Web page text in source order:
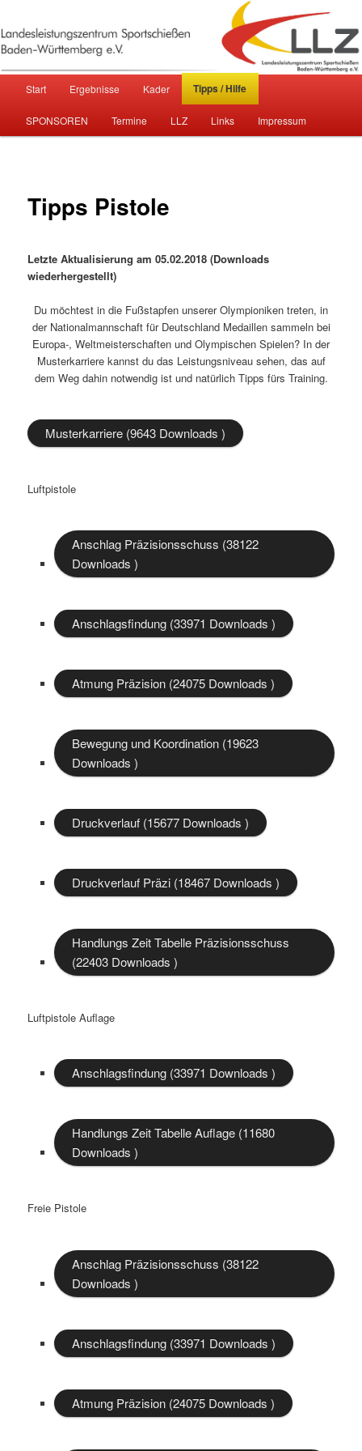
Landesleistungszentrum
Sportschießen Baden-Württemberg
e.V.
Zum primären Inhalt springen
Zum sekundären Inhalt springen
Start Ergebnisse Kader Tipps / Hilfe
SPONSOREN Termine LLZ Links Impressum
Tipps Pistole
Letzte Aktualisierung am 05.02.2018 (Downloads
wiederhergestellt)
Du möchtest in die Fußstapfen unserer Olympioniken treten, in
der Nationalmannschaft für Deutschland Medaillen sammeln bei
Europa-, Weltmeisterschaften und Olympischen Spielen? In der
Musterkarriere kannst du das Leistungsniveau sehen, das auf
dem Weg dahin notwendig ist und natürlich Tipps fürs Training.
Musterkarriere (9643 Downloads )
Luftpistole
Anschlag Präzisionsschuss (38122
Downloads )
Anschlagsfindung (33971 Downloads )
Atmung Präzision (24075 Downloads )
Bewegung und Koordination (19623
Downloads )
Druckverlauf (15677 Downloads )
Druckverlauf Präzi (18467 Downloads )
Handlungs Zeit Tabelle Präzisionsschuss
(22403 Downloads )
Luftpistole Auflage
Anschlagsfindung (33971 Downloads )
Handlungs Zeit Tabelle Auflage (11680
Downloads )
Freie Pistole
Anschlag Präzisionsschuss (38122
Downloads )
Anschlagsfindung (33971 Downloads )
Atmung Präzision (24075 Downloads )